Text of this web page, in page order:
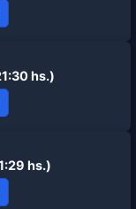
hs.)
hs.)